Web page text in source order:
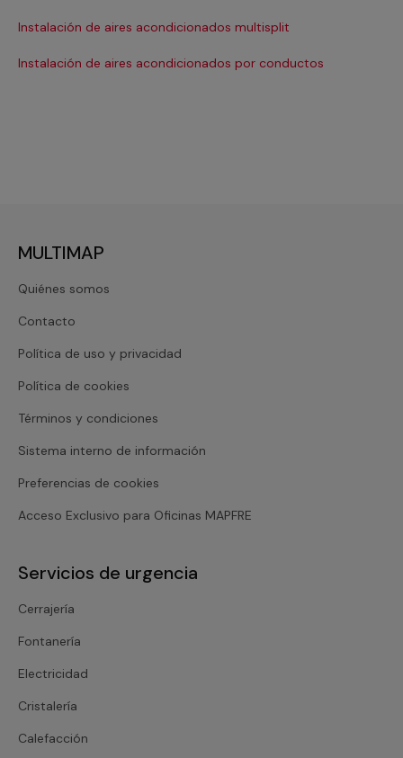
Instalación de aires acondicionados multisplit
Instalación de aires acondicionados por conductos
MULTIMAP
Quiénes somos
Contacto
Política de uso y privacidad
Política de cookies
Términos y condiciones
Sistema interno de información
Preferencias de cookies
Acceso Exclusivo para Oficinas MAPFRE
Servicios de urgencia
Cerrajería
Fontanería
Electricidad
Cristalería
Calefacción